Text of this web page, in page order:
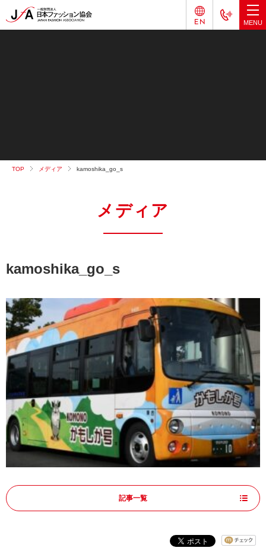
TOP メディア kamoshika_go_s
メディア
kamoshika_go_s
記事一覧